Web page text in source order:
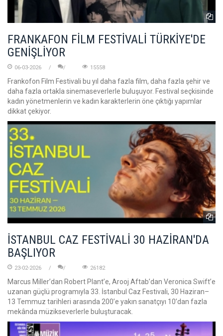
FRANKAFON FİLM FESTİVALİ TÜRKİYE'DE
GENİŞLİYOR
06-03-2026 15558
Frankofon Film Festivali bu yıl daha fazla film, daha fazla şehir ve
daha fazla ortakla sinemaseverlerle buluşuyor. Festival seçkisinde
kadın yönetmenlerin ve kadın karakterlerin öne çıktığı yapımlar
dikkat çekiyor.
İSTANBUL CAZ FESTİVALİ 30 HAZİRAN'DA
BAŞLIYOR
23-02-2026 26182
Marcus Miller’dan Robert Plant’e, Arooj Aftab’dan Veronica Swift’e
uzanan güçlü programıyla 33. İstanbul Caz Festivali, 30 Haziran–
13 Temmuz tarihleri arasında 200’e yakın sanatçıyı 10’dan fazla
mekânda müzikseverlerle buluşturacak.